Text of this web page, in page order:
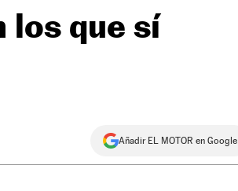
los que sí
Añadir EL MOTOR en Google